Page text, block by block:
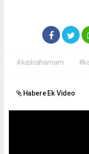
#kızılcahamam
Habere Ek Video